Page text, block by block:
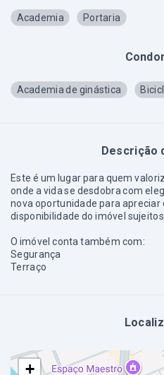
Academia Portaria
Academia de ginástica
Descrição
Este é um lugar para quem
onde a vida se desdobra com
nova oportunidade para apreciar
disponibilidade do imóvel
O imóvel conta também com:
Segurança
Terraço
+